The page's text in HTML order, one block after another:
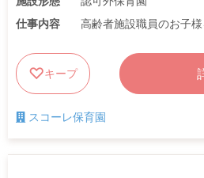
仕事内容
高齢者施設職員のお子
キープ
スコーレ保育園